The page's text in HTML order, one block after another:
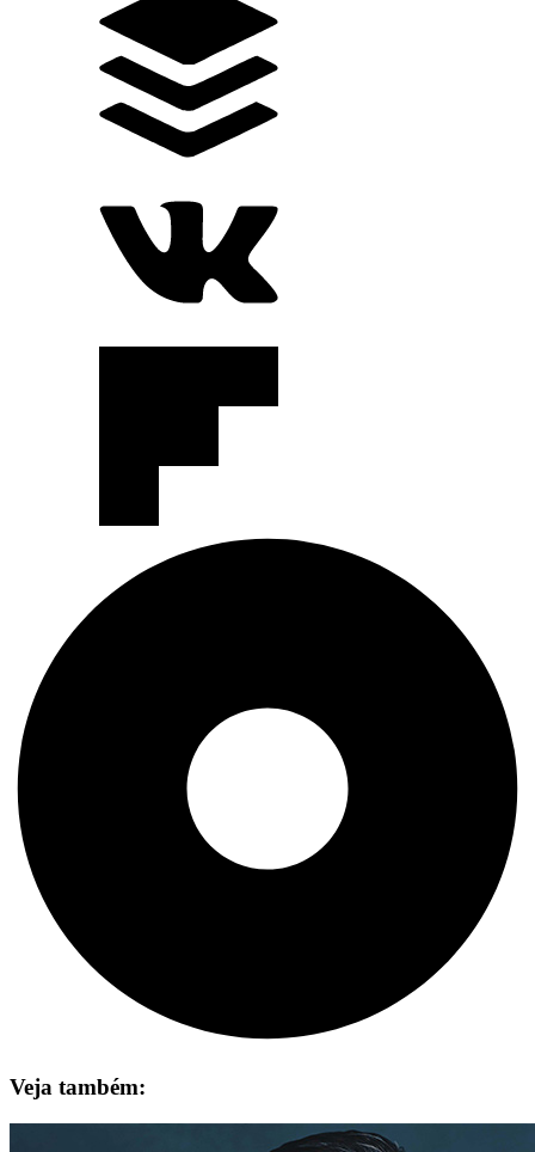
Veja também: